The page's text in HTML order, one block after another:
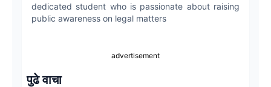
dedicated student who is passionate about raising
public awareness on legal matters
advertisement
पुढे वाचा